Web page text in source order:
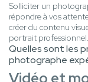
Solliciter un
répondre à vos
créer du contenu
portrait
Quelles sont les
photographe
Vidéo et